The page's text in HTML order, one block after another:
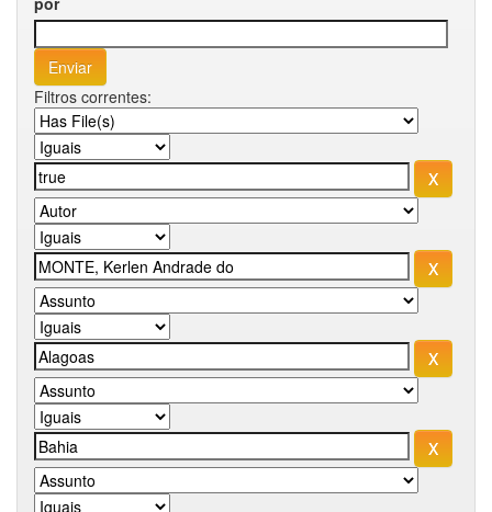
Filtros correntes: